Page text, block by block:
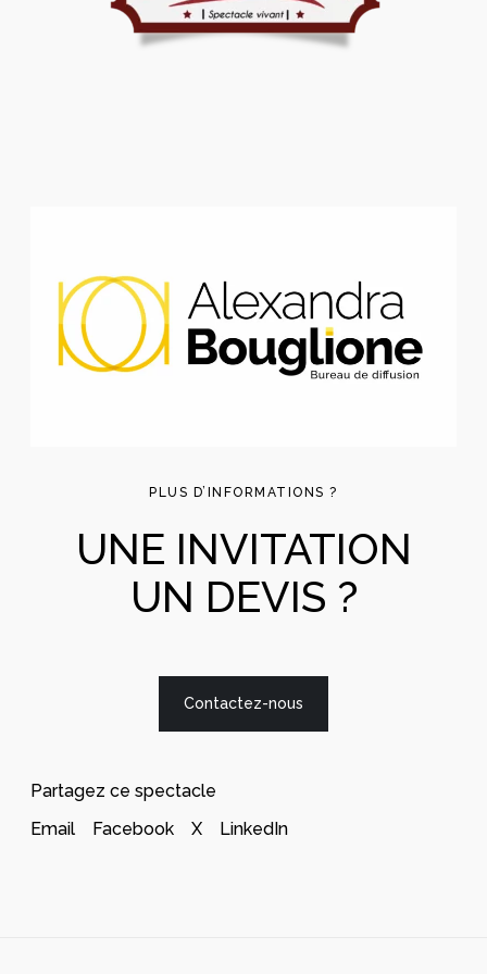
PLUS D’INFORMATIONS ?
UNE INVITATION
UN DEVIS ?
Contactez-nous
Partagez ce spectacle
Email
Facebook X LinkedIn